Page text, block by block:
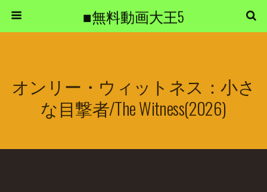
■無料動画大王5
オンリー・ウィットネス：小さ
な目撃者/The Witness(2026)